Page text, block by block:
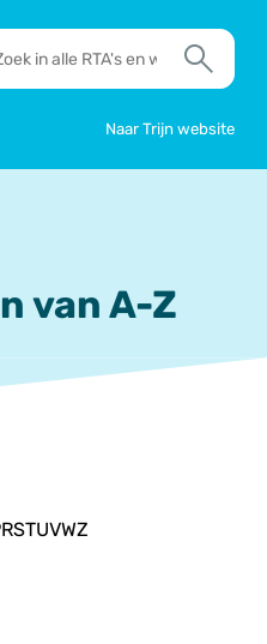
Zoek
Naar Trijn website
van A-Z
RSTUVWZ